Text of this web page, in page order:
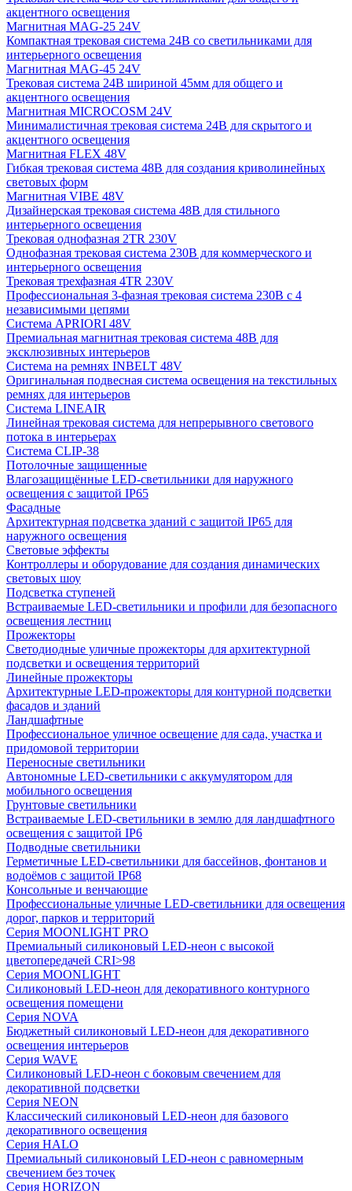
акцентного освещения
Магнитная MAG-25 24V
Компактная трековая система 24В со светильниками для
интерьерного освещения
Магнитная MAG-45 24V
Трековая система 24В шириной 45мм для общего и
акцентного освещения
Магнитная MICROCOSM 24V
Минималистичная трековая система 24В для скрытого и
акцентного освещения
Магнитная FLEX 48V
Гибкая трековая система 48В для создания криволинейных
световых форм
Магнитная VIBE 48V
Дизайнерская трековая система 48В для стильного
интерьерного освещения
Трековая однофазная 2TR 230V
Однофазная трековая система 230В для коммерческого и
интерьерного освещения
Трековая трехфазная 4TR 230V
Профессиональная 3-фазная трековая система 230В с 4
независимыми цепями
Система APRIORI 48V
Премиальная магнитная трековая система 48В для
эксклюзивных интерьеров
Система на ремнях INBELT 48V
Оригинальная подвесная система освещения на текстильных
ремнях для интерьеров
Система LINEAIR
Линейная трековая система для непрерывного светового
потока в интерьерах
Система CLIP-38
Потолочные защищенные
Влагозащищённые LED-светильники для наружного
освещения с защитой IP65
Фасадные
Архитектурная подсветка зданий с защитой IP65 для
наружного освещения
Световые эффекты
Контроллеры и оборудование для создания динамических
световых шоу
Подсветка ступеней
Встраиваемые LED-светильники и профили для безопасного
освещения лестниц
Прожекторы
Светодиодные уличные прожекторы для архитектурной
подсветки и освещения территорий
Линейные прожекторы
Архитектурные LED-прожекторы для контурной подсветки
фасадов и зданий
Ландшафтные
Профессиональное уличное освещение для сада, участка и
придомовой территории
Переносные светильники
Автономные LED-светильники с аккумулятором для
мобильного освещения
Грунтовые светильники
Встраиваемые LED-светильники в землю для ландшафтного
освещения с защитой IP6
Подводные светильники
Герметичные LED-светильники для бассейнов, фонтанов и
водоёмов с защитой IP68
Консольные и венчающие
Профессиональные уличные LED-светильники для освещения
дорог, парков и территорий
Серия MOONLIGHT PRO
Премиальный силиконовый LED-неон с высокой
цветопередачей CRI>98
Серия MOONLIGHT
Силиконовый LED-неон для декоративного контурного
освещения помещени
Серия NOVA
Бюджетный силиконовый LED-неон для декоративного
освещения интерьеров
Серия WAVE
Силиконовый LED-неон с боковым свечением для
декоративной подсветки
Серия NEON
Классический силиконовый LED-неон для базового
декоративного освещения
Серия HALO
Премиальный силиконовый LED-неон с равномерным
свечением без точек
Серия HORIZON